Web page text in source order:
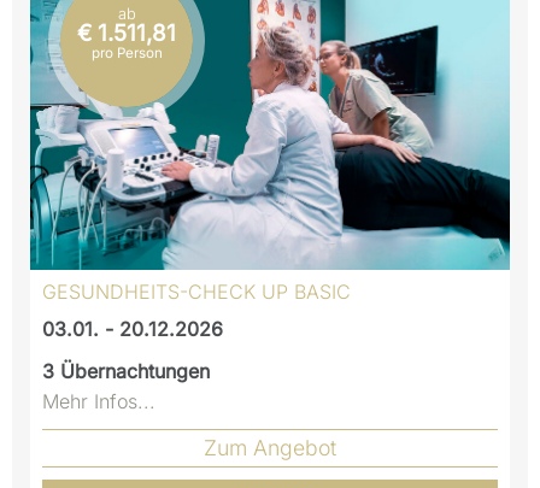
GESUNDHEITS-CHECK UP BASIC
03.01. - 20.12.2026
3 Übernachtungen
ab
€ 1.511,81
pro Person
Mehr Infos...
Zum Angebot